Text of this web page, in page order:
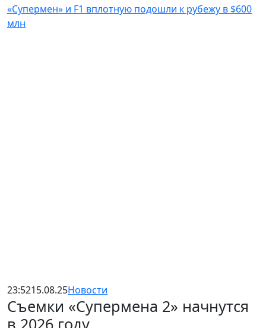
«Супермен» и F1 вплотную подошли к рубежу в $600
млн
23:5215.08.25Новости
Съемки «Супермена 2» начнутся
в 2026 году